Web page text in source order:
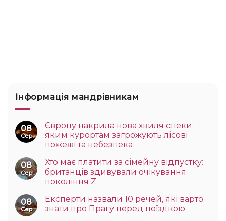
Інформація мандрівникам
08
Сер
Європу накрила нова хвиля спеки:
яким курортам загрожують лісові
пожежі та небезпека
08
Сер
Хто має платити за сімейну відпустку:
британців здивували очікування
покоління Z
08
Сер
Експерти назвали 10 речей, які варто
знати про Прагу перед поїздкою